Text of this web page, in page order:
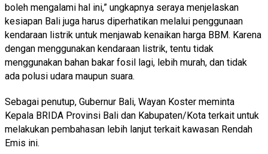
boleh mengalami hal ini,” ungkapnya seraya menjelaskan
kesiapan Bali juga harus diperhatikan melalui penggunaan
kendaraan listrik untuk menjawab kenaikan harga BBM. Karena
dengan menggunakan kendaraan listrik, tentu tidak
menggunakan bahan bakar fosil lagi, lebih murah, dan tidak
ada polusi udara maupun suara.
Sebagai penutup, Gubernur Bali, Wayan Koster meminta
Kepala BRIDA Provinsi Bali dan Kabupaten/Kota terkait untuk
melakukan pembahasan lebih lanjut terkait kawasan Rendah
Emis ini.